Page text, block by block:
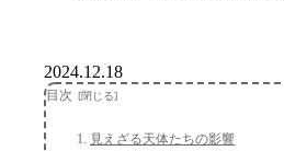
2024.12.18
目次
見えざる天体たちの影響